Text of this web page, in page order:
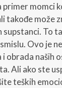
momci
takođe može
To
Ovo je
obrada naših
Ali ako ste
teških